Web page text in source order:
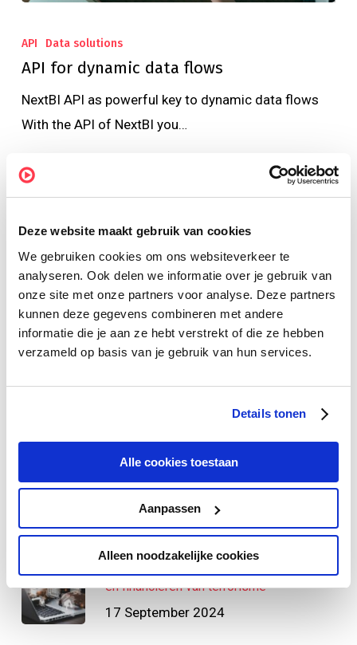
Deze website maakt gebruik van cookies
We gebruiken cookies om ons websiteverkeer te
analyseren. Ook delen we informatie over je gebruik van
onze site met onze partners voor analyse. Deze partners
kunnen deze gegevens combineren met andere
informatie die je aan ze hebt verstrekt of die ze hebben
verzameld op basis van je gebruik van hun services.
Details tonen
Alle cookies toestaan
Aanpassen
Alleen noodzakelijke cookies
API Data solutions
API for dynamic data flows
NextBI API as powerful key to dynamic data flows
With the API of NextBI you…
Search by topic
16 October 2024
Je marktbewerking optimaliseren met
9 October 2024
en financieren van terrorisme
17 September 2024